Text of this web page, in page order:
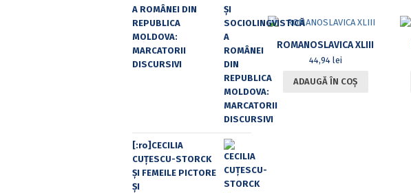
ROMANOSLAVICA XLIII
44,94 lei
ADAUGĂ ÎN COȘ
A ROMÂNEI DIN
REPUBLICA
MOLDOVA:
MARCATORII
DISCURSIVI
[:ro]CECILIA
CUŢESCU-STORCK
ŞI FEMEILE PICTORE
ŞI